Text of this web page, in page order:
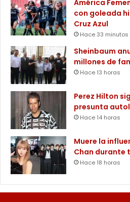
América
con goleada
Cruz Azul
Hace 33 minutos
Sheinbaum
millones de
Hace 13 horas
Perez Hilton
presunta
Hace 14 horas
Muere la
Chan durante
Hace 18 horas